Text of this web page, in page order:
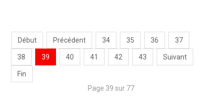
Début Précédent 34 35 36 37
38 39 40 41 42 43 Suivant
Fin
Page 39 sur 77